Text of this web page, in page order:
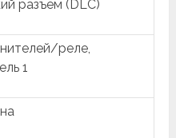
разъем (DLC)
реле,
1